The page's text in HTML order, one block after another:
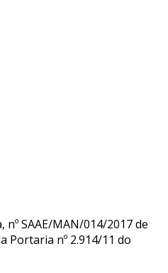
SAAE/MAN/014/2017 de
Portaria nº 2.914/11 do